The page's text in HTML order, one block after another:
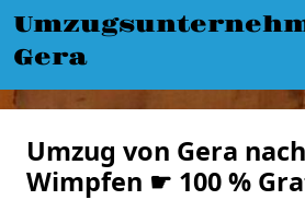
Gera
Umzug von Gera
Wimpfen ☛ 100 %